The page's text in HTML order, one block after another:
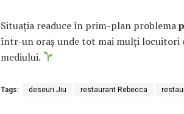
Situația readuce în prim-plan problema
într-un oraș unde tot mai mulți locuitori
mediului.
Tags: deseuri Jiu restaurant Rebecca